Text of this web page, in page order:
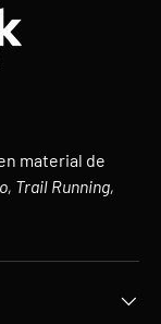
material de
Trail Running,